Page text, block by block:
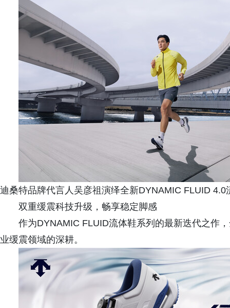
迪桑特品牌代言人吴彦祖演绎全新DYNAMIC FLUID
双重缓震科技升级，畅享稳定脚感
作为DYNAMIC FLUID流体鞋系列的最新迭代之作
业缓震领域的深耕。